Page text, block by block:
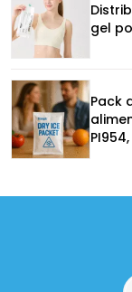
gel
Pack